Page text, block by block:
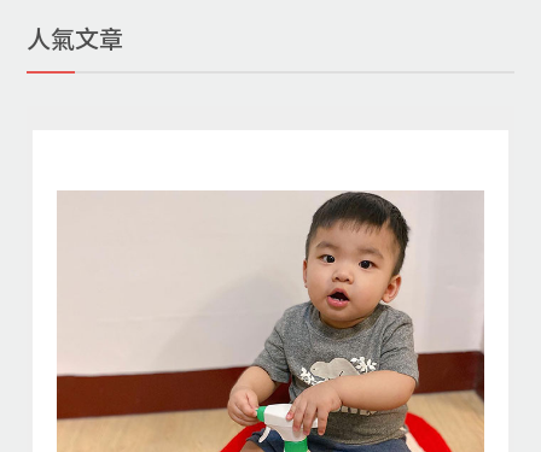
人氣文章